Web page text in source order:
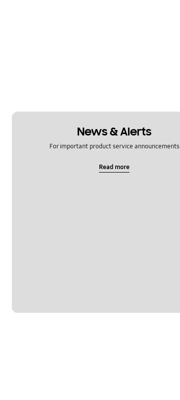
News & Alerts
For important product service announcements
Read more